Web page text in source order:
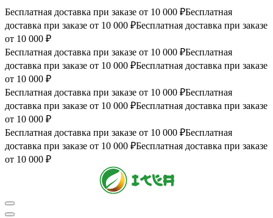
Бесплатная доставка при заказе от 10 000 ₽Бесплатная
доставка при заказе от 10 000 ₽Бесплатная доставка при заказе
от 10 000 ₽
Бесплатная доставка при заказе от 10 000 ₽Бесплатная
доставка при заказе от 10 000 ₽Бесплатная доставка при заказе
от 10 000 ₽
Бесплатная доставка при заказе от 10 000 ₽Бесплатная
доставка при заказе от 10 000 ₽Бесплатная доставка при заказе
от 10 000 ₽
Бесплатная доставка при заказе от 10 000 ₽Бесплатная
доставка при заказе от 10 000 ₽Бесплатная доставка при заказе
от 10 000 ₽